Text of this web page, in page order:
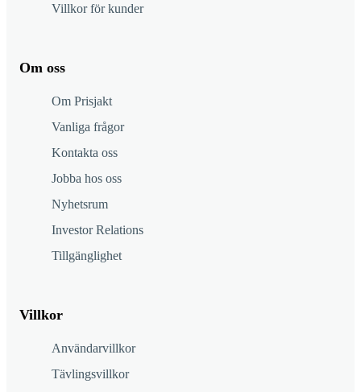
Villkor för kunder
Om oss
Om Prisjakt
Vanliga frågor
Kontakta oss
Jobba hos oss
Nyhetsrum
Investor Relations
Tillgänglighet
Villkor
Användarvillkor
Tävlingsvillkor